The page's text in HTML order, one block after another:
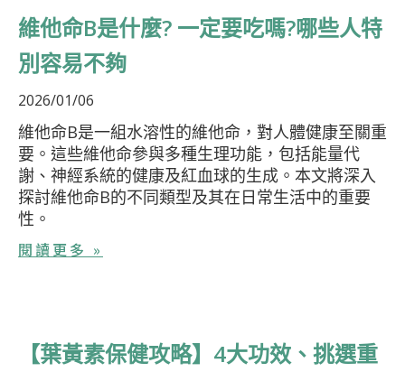
維他命B是什麼? 一定要吃嗎?哪些人特
別容易不夠
2026/01/06
維他命B是一組水溶性的維他命，對人體健康至關重
要。這些維他命參與多種生理功能，包括能量代
謝、神經系統的健康及紅血球的生成。本文將深入
探討維他命B的不同類型及其在日常生活中的重要
性。
閱讀更多 »
【葉黃素保健攻略】4大功效、挑選重